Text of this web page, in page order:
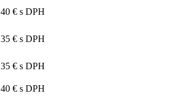
40 € s DPH
35 € s DPH
35 € s DPH
40 € s DPH